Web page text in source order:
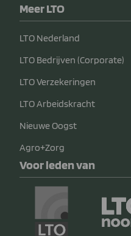
Meer LTO
LTO Nederland
LTO Bedrijven (Corporate)
LTO Verzekeringen
LTO Arbeidskracht
Nieuwe Oogst
Agro+Zorg
Voor leden van